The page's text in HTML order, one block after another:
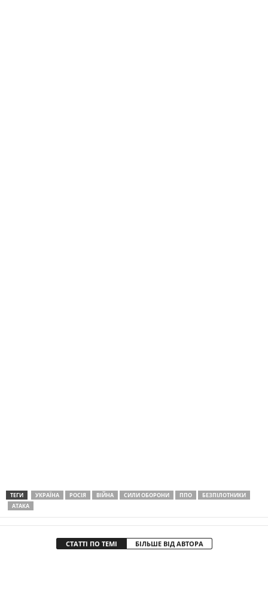
ТЕГИ УКРАЇНА РОСІЯ ВІЙНА СИЛИ ОБОРОНИ ППО
БЕЗПІЛОТНИКИ
АТАКA
СТАТТІ ПО ТЕМІ БІЛЬШЕ ВІД АВТОРА